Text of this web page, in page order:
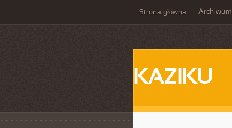
Strona główna Archiwum
KAZIKU